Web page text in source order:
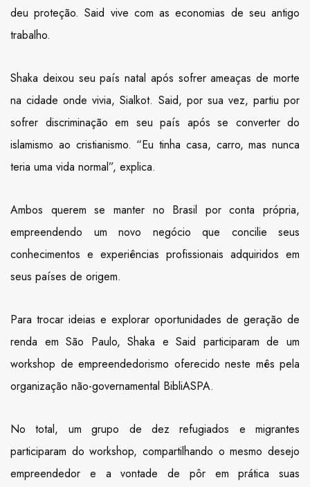
deu proteção. Said vive com as economias de seu antigo
trabalho.
Shaka deixou seu país natal após sofrer ameaças de morte
na cidade onde vivia, Sialkot. Said, por sua vez, partiu por
sofrer discriminação em seu país após se converter do
islamismo ao cristianismo. “Eu tinha casa, carro, mas nunca
teria uma vida normal”, explica.
Ambos querem se manter no Brasil por conta própria,
empreendendo um novo negócio que concilie seus
conhecimentos e experiências profissionais adquiridos em
seus países de origem.
Para trocar ideias e explorar oportunidades de geração de
renda em São Paulo, Shaka e Said participaram de um
workshop de empreendedorismo oferecido neste mês pela
organização não-governamental BibliASPA.
No total, um grupo de dez refugiados e migrantes
participaram do workshop, compartilhando o mesmo desejo
empreendedor e a vontade de pôr em prática suas